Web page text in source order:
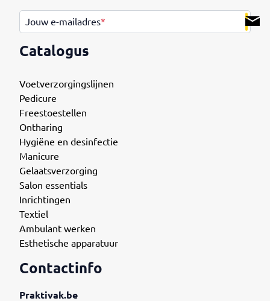
Contactinfo
Praktivak.be
Catalogus
Voetverzorgingslijnen
Pedicure
Freestoestellen
Ontharing
Hygiëne en desinfectie
Manicure
Gelaatsverzorging
Salon essentials
Inrichtingen
Textiel
Ambulant werken
Esthetische apparatuur
Jouw e-mailadres* .